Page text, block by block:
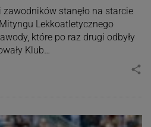
stanęło na starcie
Lekkoatletycznego
które po raz drugi odbyły
Klub…
share